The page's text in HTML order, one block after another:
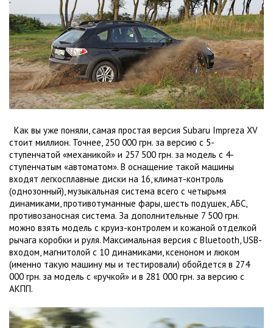
Как вы уже поняли, самая простая версия Subaru Impreza XV
стоит миллион. Точнее, 250 000 грн. за версию с 5-
ступенчатой «механикой» и 257 500 грн. за модель с 4-
ступенчатым «автоматом». В оснащение такой машины
входят легкосплавные диски на 16, климат-контроль
(однозонный), музыкальная система всего с четырьмя
динамиками, противотуманные фары, шесть подушек, АБС,
противозаносная система. За дополнительные 7 500 грн.
можно взять модель с круиз-контролем и кожаной отделкой
рычага коробки и руля. Максимальная версия с Bluetooth, USB-
входом, магнитолой с 10 динамиками, ксеноном и люком
(именно такую машину мы и тестировали) обойдется в 274
000 грн. за модель с «ручкой» и в 281 000 грн. за версию с
АКПП.